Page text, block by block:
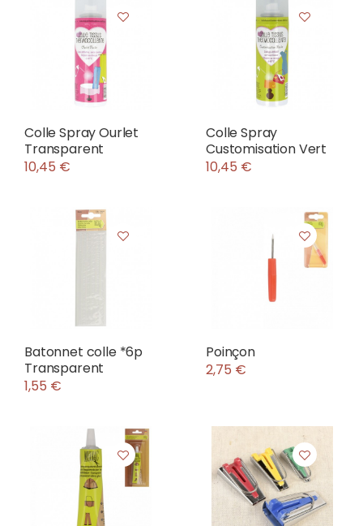
Colle Spray Ourlet
Transparent
10,45 €
Colle Spray
Customisation Vert
10,45 €
Batonnet colle *6p
Transparent
1,55 €
Poinçon
2,75 €